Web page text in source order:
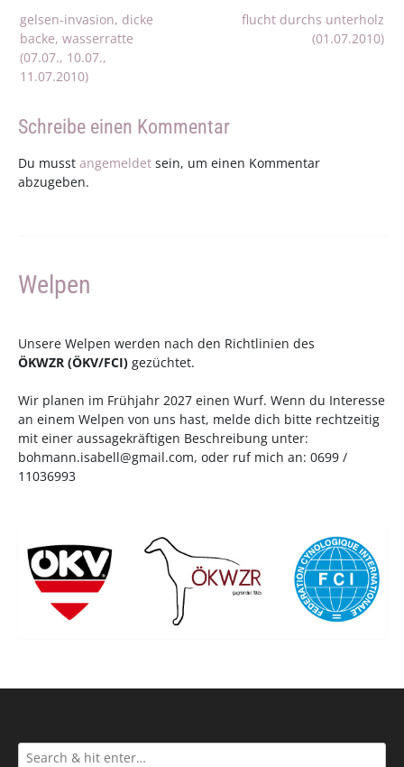
flucht durchs unterholz
(01.07.2010)
gelsen-invasion, dicke
backe, wasserratte
(07.07., 10.07.,
11.07.2010)
Schreibe einen Kommentar
Du musst angemeldet sein, um einen Kommentar
abzugeben.
Welpen
Unsere Welpen werden nach den Richtlinien des
ÖKWZR (ÖKV/FCI) gezüchtet.
Wir planen im Frühjahr 2027 einen Wurf. Wenn du Interesse
an einem Welpen von uns hast, melde dich bitte rechtzeitig
mit einer aussagekräftigen Beschreibung unter:
bohmann.isabell@gmail.com, oder ruf mich an: 0699 /
11036993